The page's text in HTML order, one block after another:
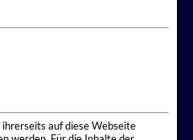
auf diese Webseite